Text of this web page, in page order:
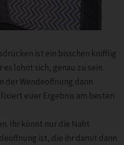
ist ein bisschen knifflig
es lohnt sich, genau zu sein.
der Wendeöffnung dann
euer Ergebnis am besten
Ihr könnt nur die Naht
ist, die ihr damit dann